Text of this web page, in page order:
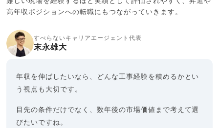
高年収ポジションへの転職にもつながっていきます。
すべらないキャリアエージェント代表
末永雄大
年収を伸ばしたいなら、どんな工事経験を積めるかとい
う視点も大切です。
目先の条件だけでなく、数年後の市場価値まで考えて選
びたいですね。